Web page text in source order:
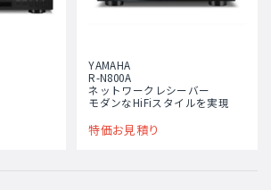
YAMAHA
R-N800A
ネットワークレシーバー
モダンなHiFiスタイルを実現
特価お見積り